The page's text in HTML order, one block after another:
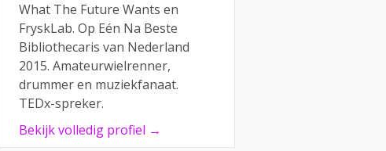
What The Future Wants en
FryskLab. Op Eén Na Beste
Bibliothecaris van Nederland
2015. Amateurwielrenner,
drummer en muziekfanaat.
TEDx-spreker.
Bekijk volledig profiel →